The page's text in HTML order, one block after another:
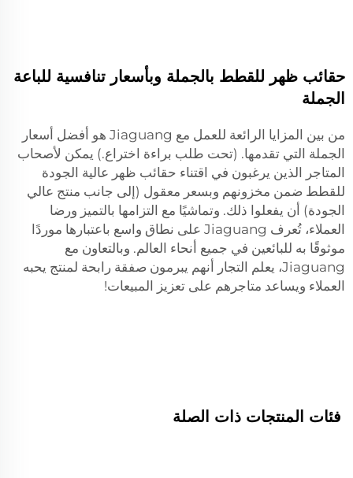
حقائب ظهر للقطط بالجملة وبأسعار تنافسية للباعة
الجملة
من بين المزايا الرائعة للعمل مع Jiaguang هو أفضل أسعار
الجملة التي تقدمها. (تحت طلب براءة اختراع.) يمكن لأصحاب
المتاجر الذين يرغبون في اقتناء حقائب ظهر عالية الجودة
للقطط ضمن مخزونهم وبسعر معقول (إلى جانب منتج عالي
الجودة) أن يفعلوا ذلك. وتماشيًا مع التزامها بالتميز ورضا
العملاء، تُعرف Jiaguang على نطاق واسع باعتبارها موردًا
موثوقًا به للبائعين في جميع أنحاء العالم. وبالتعاون مع
Jiaguang، يعلم التجار أنهم يبرمون صفقة رابحة لمنتج يحبه
العملاء ويساعد متاجرهم على تعزيز المبيعات!
فئات المنتجات ذات الصلة